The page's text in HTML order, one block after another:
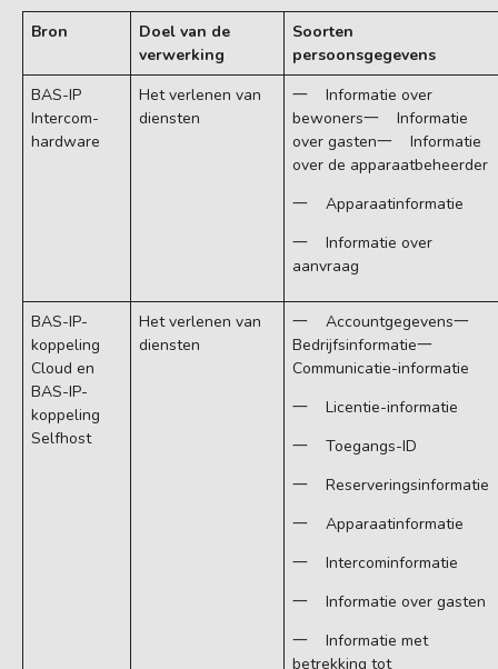
Bron
Doel van de
verwerking
Soorten
persoonsgegevens
BAS-IP
Intercom-
hardware
Het verlenen van
diensten
一 Informatie over
bewoners一 Informatie
over gasten一 Informatie
over de apparaatbeheerder
一 Apparaatinformatie
一 Informatie over
aanvraag
BAS-IP-
koppeling
Cloud en
BAS-IP-
koppeling
Selfhost
Het verlenen van
diensten
一 Accountgegevens一
Bedrijfsinformatie一
Communicatie-informatie
一 Licentie-informatie
一 Toegangs-ID
一 Reserveringsinformatie
一 Apparaatinformatie
一 Intercominformatie
一 Informatie over gasten
一 Informatie met
betrekking tot